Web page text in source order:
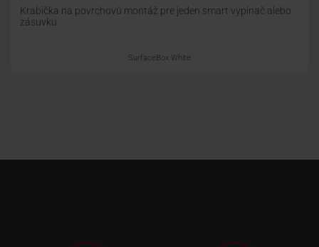
Krabička na povrchovú montáž pre jeden smart vypínač alebo
zásuvku
SurfaceBox White